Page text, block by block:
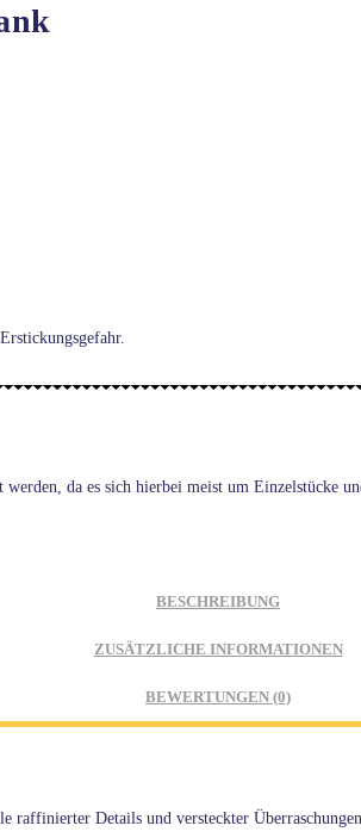
da es sich hierbei meist um Einzelstücke
BESCHREIBUNG
ZUSÄTZLICHE INFORMATIONEN
BEWERTUNGEN (0)
raffinierter Details und versteckter